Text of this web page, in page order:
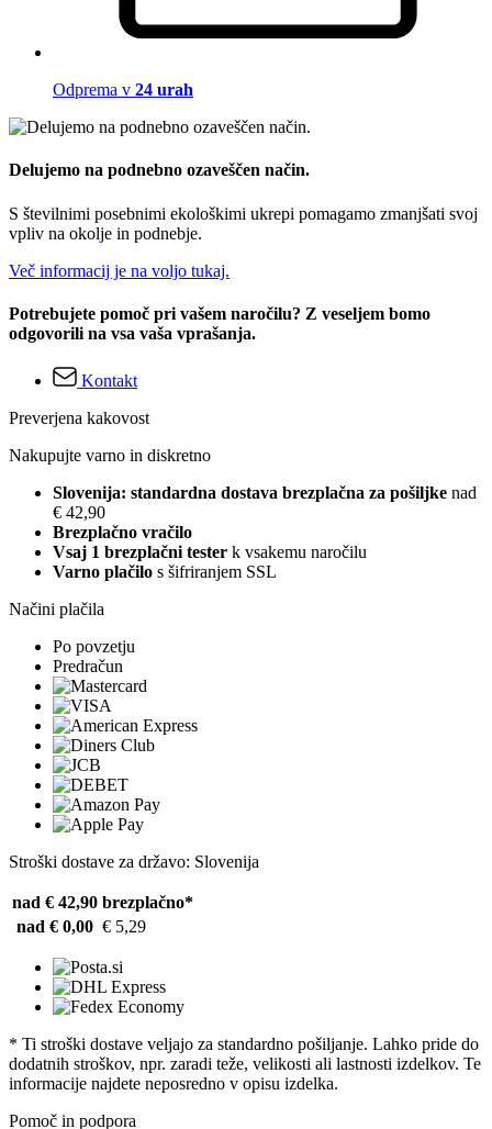
Odprema v 24 urah
Delujemo na podnebno ozaveščen način.
S številnimi posebnimi ekološkimi ukrepi pomagamo zmanjšati svoj
vpliv na okolje in podnebje.
Več informacij je na voljo tukaj.
Potrebujete pomoč pri vašem naročilu? Z veseljem bomo
odgovorili na vsa vaša vprašanja.
Kontakt
Preverjena kakovost
Nakupujte varno in diskretno
Slovenija: standardna dostava brezplačna za pošiljke nad
€ 42,90
Brezplačno vračilo
Vsaj 1 brezplačni tester k vsakemu naročilu
Varno plačilo s šifriranjem SSL
Načini plačila
Po povzetju
Predračun
Stroški dostave za državo: Slovenija
nad € 42,90 brezplačno*
nad € 0,00 € 5,29
* Ti stroški dostave veljajo za standardno pošiljanje. Lahko pride do
dodatnih stroškov, npr. zaradi teže, velikosti ali lastnosti izdelkov. Te
informacije najdete neposredno v opisu izdelka.
Pomoč in podpora